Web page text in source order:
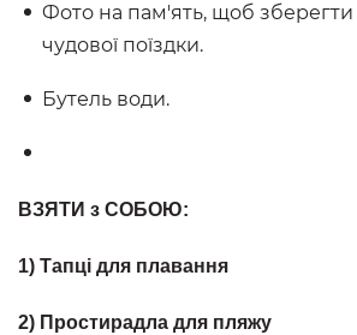
Фото на пам'ять, щоб зберегти
чудової поїздки.
Бутель води.
ВЗЯТИ з СОБОЮ:
1) Тапці для плавання
2) Простирадла для пляжу